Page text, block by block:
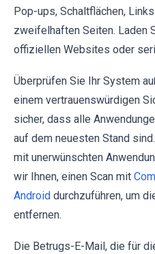
Pop-ups, Schaltflächen,
zweifelhaften Seiten. Laden
offiziellen Websites oder
Überprüfen Sie Ihr System
einem vertrauenswürdigen
sicher, dass alle
auf dem neuesten Stand
mit unerwünschten
wir Ihnen, einen Scan mit
Android durchzuführen, um
entfernen.
Die Betrugs-E-Mail, die für